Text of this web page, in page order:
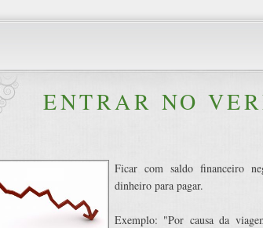
ENTRAR NO
Ficar com saldo financeiro
dinheiro para pagar.
Exemplo: "Por causa da